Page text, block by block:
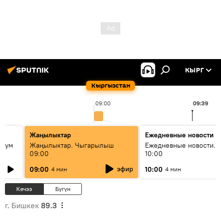
Кыргызстан
КЫРГ
09:00 09:39
Жаңылыктар
Жаңылыктар. Чыгарылыш
09:00
09:00 4 мин эфир
Ежедневные новости
Ежедневные новости.
10:00
10:00 4 мин
Кечээ Бүгүн
г. Бишкек 89.3